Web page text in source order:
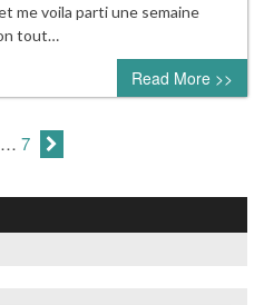
me voila parti une semaine
tout…
Read More >>
… 7